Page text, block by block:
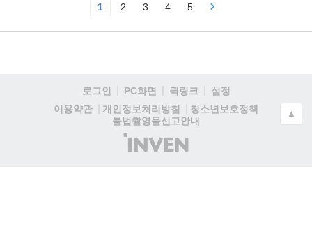
1 2 3 4 5
로그인 PC화면 퀵링크
설정
이용약관
개인정보처리방침
청소년보호정책
불법촬영물신고안내
(주)
인
▲